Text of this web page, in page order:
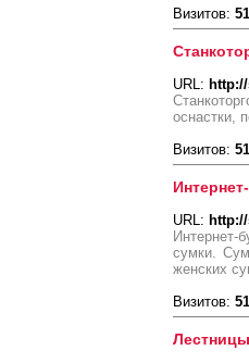
Визитов: 51
URL:
оснастки,
Визитов: 51
URL:
сумки.
женских
Визитов: 51